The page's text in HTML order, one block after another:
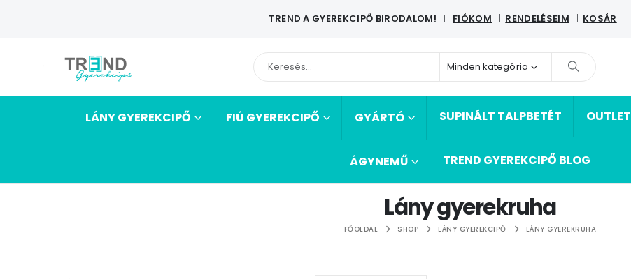
TREND A GYEREKCIPŐ BIRODALOM! | FIÓKOM RENDELÉSEIM KOSÁR
Minden kategória
LÁNY GYEREKCIPŐ FIÚ GYEREKCIPŐ GYÁRTÓ SUPINÁLT TALPBETÉT OUTLET
ÁGYNEMŰ TREND GYEREKCIPŐ BLOG
Lány gyerekruha
FŐOLDAL SHOP LÁNY GYEREKCIPŐ LÁNY GYEREKRUHA